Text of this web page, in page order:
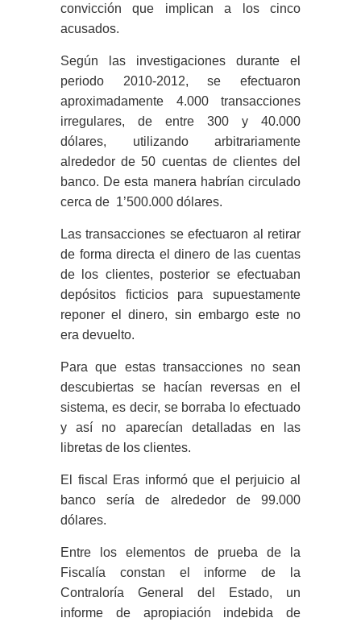
convicción que implican a los cinco
acusados.
Según las investigaciones durante el
periodo 2010-2012, se efectuaron
aproximadamente 4.000 transacciones
irregulares, de entre 300 y 40.000
dólares, utilizando arbitrariamente
alrededor de 50 cuentas de clientes del
banco. De esta manera habrían circulado
cerca de 1’500.000 dólares.
Las transacciones se efectuaron al retirar
de forma directa el dinero de las cuentas
de los clientes, posterior se efectuaban
depósitos ficticios para supuestamente
reponer el dinero, sin embargo este no
era devuelto.
Para que estas transacciones no sean
descubiertas se hacían reversas en el
sistema, es decir, se borraba lo efectuado
y así no aparecían detalladas en las
libretas de los clientes.
El fiscal Eras informó que el perjuicio al
banco sería de alrededor de 99.000
dólares.
Entre los elementos de prueba de la
Fiscalía constan el informe de la
Contraloría General del Estado, un
informe de apropiación indebida de